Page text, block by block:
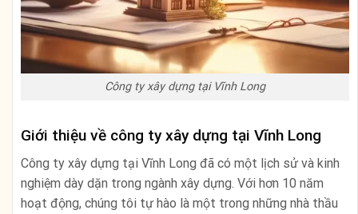
Công ty xây dựng tại Vĩnh Long
Giới thiệu về công ty xây dựng tại Vĩnh Long
Công ty xây dựng tại Vĩnh Long đã có một lịch sử và kinh
nghiệm dày dặn trong ngành xây dựng. Với hơn 10 năm
hoạt động, chúng tôi tự hào là một trong những nhà thầu